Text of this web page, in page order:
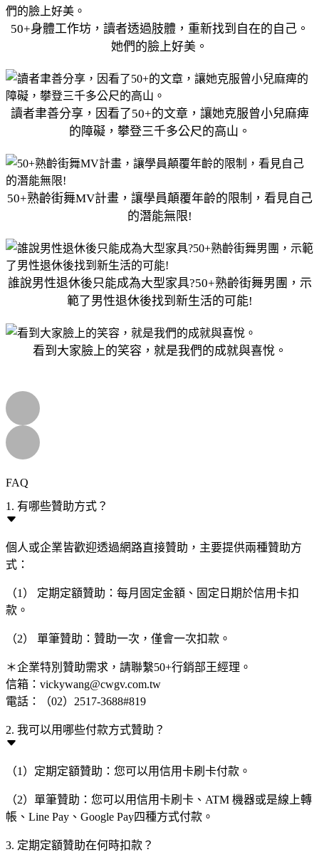
50+身體工作坊，讀者透過肢體，重新找到自在的自己。
她們的臉上好美。
讀者聿善分享，因看了50+的文章，讓她克服曾小兒麻痺
的障礙，攀登三千多公尺的高山。
50+熟齡街舞MV計畫，讓學員顛覆年齡的限制，看見自己
的潛能無限!
誰說男性退休後只能成為大型家具?50+熟齡街舞男團，示
範了男性退休後找到新生活的可能!
看到大家臉上的笑容，就是我們的成就與喜悅。
FAQ
1. 有哪些贊助方式？
個人或企業皆歡迎透過網路直接贊助，主要提供兩種贊助方
式：
（1） 定期定額贊助：每月固定金額、固定日期於信用卡扣
款。
（2） 單筆贊助：贊助一次，僅會一次扣款。
＊企業特別贊助需求，請聯繫50+行銷部王經理。
信箱：vickywang@cwgv.com.tw
電話：（02）2517-3688#819
2. 我可以用哪些付款方式贊助？
（1）定期定額贊助：您可以用信用卡刷卡付款。
（2）單筆贊助：您可以用信用卡刷卡、ATM 機器或是線上轉
帳、Line Pay、Google Pay四種方式付款。
3. 定期定額贊助在何時扣款？